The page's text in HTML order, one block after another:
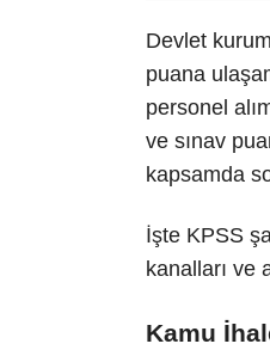
Devlet
puana
personel
ve sınav
kapsamda
İşte KPSS
kanalları ve
Kamu